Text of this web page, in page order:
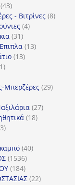
4343
προϊόντα
- Βιτρίνες 88
44
3131
προϊόντα
1313
1313
1
Μπερζέρες 2929
2727
1818
33
4040
15361536
προϊόντα
184184
προϊόντα
2222